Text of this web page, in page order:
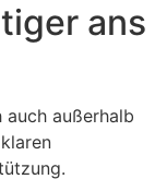
ans
außerhalb